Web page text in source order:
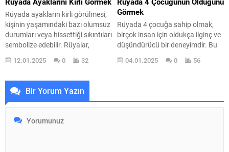
sizin kendinize karşı...
hakkında da...
Rüyada ayakların kirli görülmesi,
kişinin yaşamındaki bazı olumsuz
durumları veya hissettiği sıkıntıları
sembolize edebilir. Rüyalar,
bilinçaltımızın bir yansımasıdır ve
bu tür rüyalar, genellikle ruh
ayaklar, yürüdüğümüz yolda
karşılaştığımız engelleri, zorlukları
ve içsel çatışmaları temsil edebilir.
Peki, bu rüya ne anlama geliyor?
Rüyayı gören kişinin ruh hali...
12.01.2025 0 32
Görmek
Rüyada 4 çocuğa sahip olmak,
birçok insan için oldukça ilginç ve
düşündürücü bir deneyimdir. Bu
rüya, genellikle hayatın yeni bir
aşamasına geçiş ya da içsel bir
04.01.2025 0 56
Bir Yorum Yazın